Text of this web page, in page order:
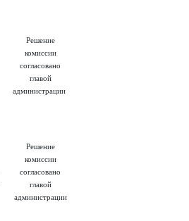
Решение
комиссии
согласовано
главой
администрации
Решение
комиссии
согласовано
главой
администрации